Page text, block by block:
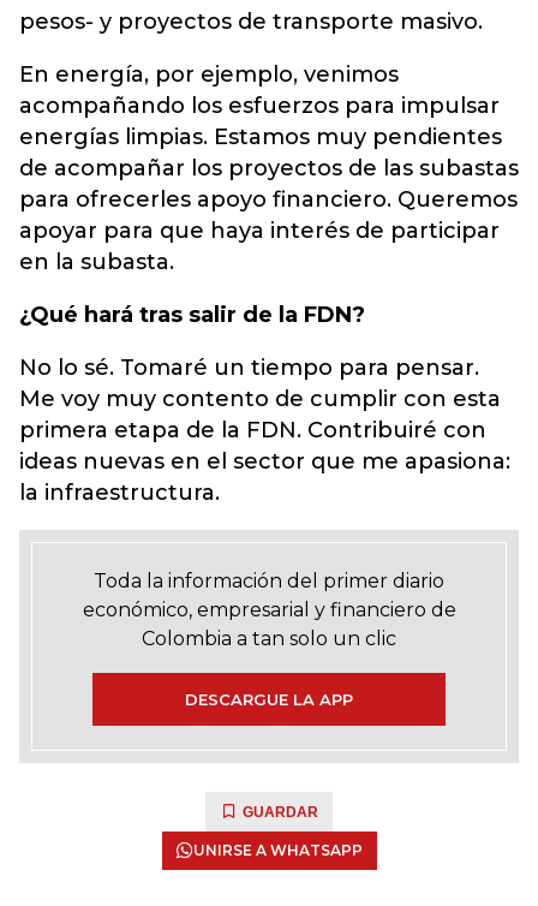
pesos- y proyectos de transporte masivo.
En energía, por ejemplo, venimos
acompañando los esfuerzos para impulsar
energías limpias. Estamos muy pendientes
de acompañar los proyectos de las subastas
para ofrecerles apoyo financiero. Queremos
apoyar para que haya interés de participar
en la subasta.
¿Qué hará tras salir de la FDN?
No lo sé. Tomaré un tiempo para pensar.
Me voy muy contento de cumplir con esta
primera etapa de la FDN. Contribuiré con
ideas nuevas en el sector que me apasiona:
la infraestructura.
Toda la información del primer diario
económico, empresarial y financiero de
Colombia a tan solo un clic
DESCARGUE LA APP
GUARDAR
UNIRSE A WHATSAPP